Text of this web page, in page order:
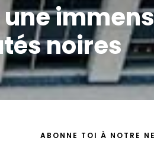
noires
ABONNE TOI À NOTRE